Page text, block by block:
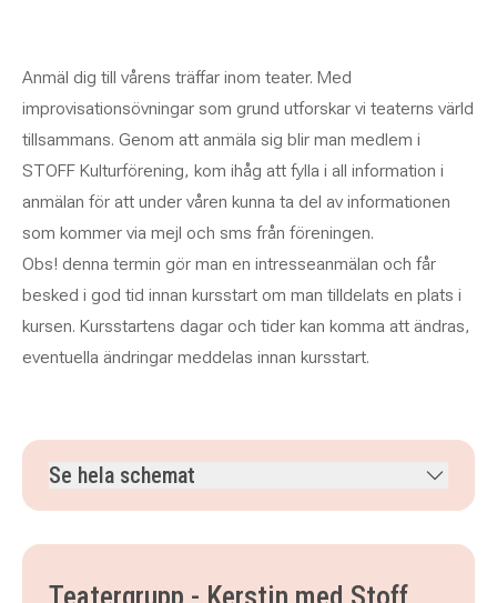
Anmäl dig till vårens träffar inom teater. Med
improvisationsövningar som grund utforskar vi teaterns värld
tillsammans. Genom att anmäla sig blir man medlem i
STOFF Kulturförening, kom ihåg att fylla i all information i
anmälan för att under våren kunna ta del av informationen
som kommer via mejl och sms från föreningen.
Obs! denna termin gör man en intresseanmälan och får
besked i god tid innan kursstart om man tilldelats en plats i
kursen. Kursstartens dagar och tider kan komma att ändras,
eventuella ändringar meddelas innan kursstart.
Se hela schemat
måndag 14 september 2026
klockan 19.00–20.30
Teatergrupp - Kerstin med Stoff